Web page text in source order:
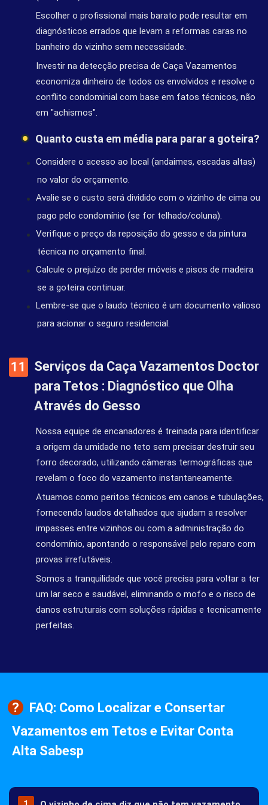
Escolher o profissional mais barato pode resultar em
diagnósticos errados que levam a reformas caras no
banheiro do vizinho sem necessidade.
Investir na detecção precisa de Caça Vazamentos
economiza dinheiro de todos os envolvidos e resolve o
conflito condominial com base em fatos técnicos, não
em "achismos".
Quanto custa em média para parar a goteira?
Considere o acesso ao local (andaimes, escadas altas)
no valor do orçamento.
Avalie se o custo será dividido com o vizinho de cima ou
pago pelo condomínio (se for telhado/coluna).
Verifique o preço da reposição do gesso e da pintura
técnica no orçamento final.
Calcule o prejuízo de perder móveis e pisos de madeira
se a goteira continuar.
Lembre-se que o laudo técnico é um documento valioso
para acionar o seguro residencial.
Serviços da Caça Vazamentos Doctor
para Tetos : Diagnóstico que Olha
Através do Gesso
Nossa equipe de encanadores é treinada para identificar
a origem da umidade no teto sem precisar destruir seu
forro decorado, utilizando câmeras termográficas que
revelam o foco do vazamento instantaneamente.
Atuamos como peritos técnicos em canos e tubulações,
fornecendo laudos detalhados que ajudam a resolver
impasses entre vizinhos ou com a administração do
condomínio, apontando o responsável pelo reparo com
provas irrefutáveis.
Somos a tranquilidade que você precisa para voltar a ter
um lar seco e saudável, eliminando o mofo e o risco de
danos estruturais com soluções rápidas e tecnicamente
perfeitas.
FAQ: Como Localizar e Consertar
Vazamentos em Tetos e Evitar Conta
Alta Sabesp